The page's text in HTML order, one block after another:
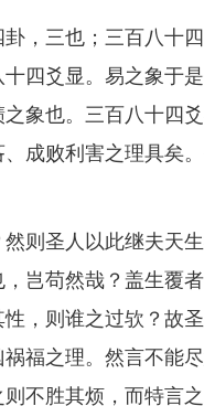
三也；三百八十四
四爻显。易之象于
象也。三百八十四
成败利害之理具矣
圣人以此继夫天
岂苟然哉？盖生覆
，则谁之过欤？故
福之理。然言不能
不胜其烦，而特言